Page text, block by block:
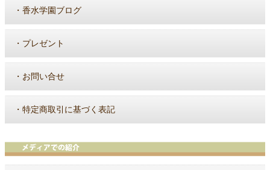
・ 香水学園ブログ
・ プレゼント
・ お問い合せ
・ 特定商取引に基づく表記